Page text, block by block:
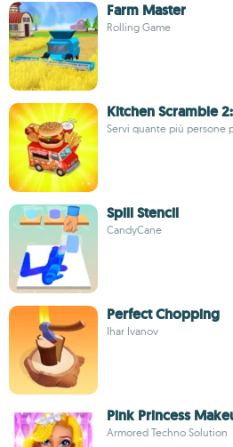
Farm Master
Rolling Game
Kitchen Scramble
Servi quante più persone
Spill Stencil
CandyCane
Perfect Chopping
Ihar Ivanov
Pink Princess
Armored Techno Solution